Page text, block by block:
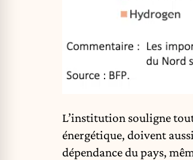
L’institution souligne
énergétique, doivent
dépendance du pays,